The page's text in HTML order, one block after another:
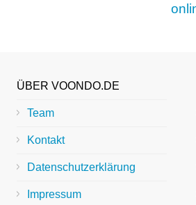
ÜBER VOONDO.DE
Team
Kontakt
Datenschutzerklärung
Impressum